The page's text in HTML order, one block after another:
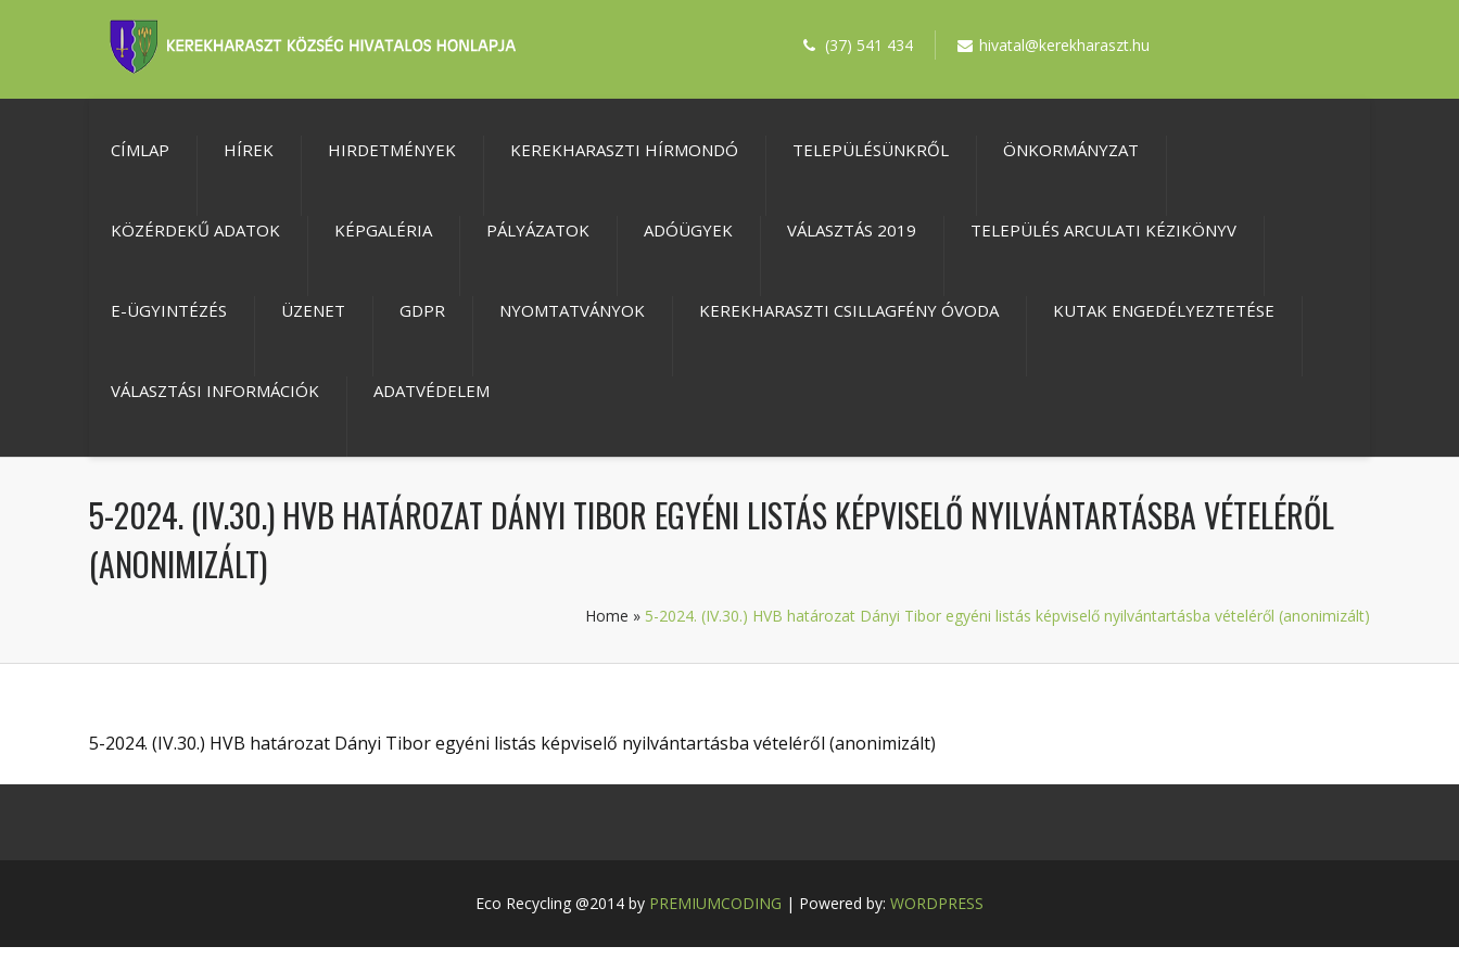
(37) 541 434 hivatal@kerekharaszt.hu
CÍMLAP HÍREK HIRDETMÉNYEK KEREKHARASZTI HÍRMONDÓ TELEPÜLÉSÜNKRŐL ÖNKORMÁNYZAT
KÖZÉRDEKŰ ADATOK KÉPGALÉRIA PÁLYÁZATOK ADÓÜGYEK VÁLASZTÁS 2019 TELEPÜLÉS ARCULATI KÉZIKÖNYV
E-ÜGYINTÉZÉS ÜZENET GDPR NYOMTATVÁNYOK KEREKHARASZTI CSILLAGFÉNY ÓVODA KUTAK ENGEDÉLYEZTETÉSE
VÁLASZTÁSI INFORMÁCIÓK ADATVÉDELEM
5-2024. (IV.30.) HVB HATÁROZAT DÁNYI TIBOR EGYÉNI LISTÁS KÉPVISELŐ NYILVÁNTARTÁSBA VÉTELÉRŐL
(ANONIMIZÁLT)
Home » 5-2024. (IV.30.) HVB határozat Dányi Tibor egyéni listás képviselő nyilvántartásba vételéről (anonimizált)
5-2024. (IV.30.) HVB határozat Dányi Tibor egyéni listás képviselő nyilvántartásba vételéről (anonimizált)
Eco Recycling @2014 by PREMIUMCODING | Powered by: WORDPRESS